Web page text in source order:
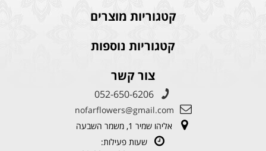
קטגוריות מוצרים
קטגוריות נוספות
צור קשר
052-650-6206
nofarflowers@gmail.com
אליהו שמיר 1, משמר השבעה
שעות פעילות: